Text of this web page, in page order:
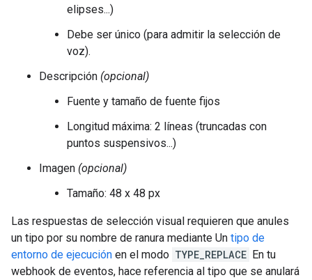
elipses...)
Debe ser único (para admitir la selección de
voz).
Descripción (opcional)
Fuente y tamaño de fuente fijos
Longitud máxima: 2 líneas (truncadas con
puntos suspensivos...)
Imagen (opcional)
Tamaño: 48 x 48 px
Las respuestas de selección visual requieren que anules
un tipo por su nombre de ranura mediante Un tipo de
entorno de ejecución en el modo TYPE_REPLACE En tu
webhook de eventos, hace referencia al tipo que se anulará